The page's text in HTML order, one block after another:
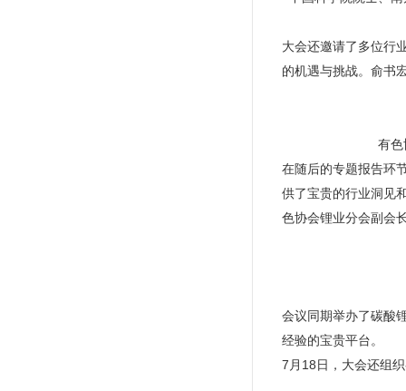
大会还邀请了多位行
的机遇与挑战。俞书
有色
在随后的专题报告环
供了宝贵的行业洞见
色协会锂业分会副会
会议同期举办了碳酸
经验的宝贵平台。
7月18日，大会还组